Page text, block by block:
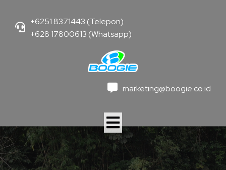
+6251 8371443 (Telepon)
+628 17800613 (Whatsapp)
marketing@boogie.co.id